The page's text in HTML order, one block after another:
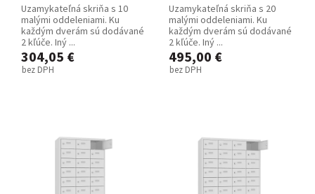
Uzamykateľná skriňa s 10
malými oddeleniami. Ku
každým dverám sú dodávané
2 kľúče. Iný ...
304,05 €
bez DPH
Uzamykateľná skriňa s 20
malými oddeleniami. Ku
každým dverám sú dodávané
2 kľúče. Iný ...
495,00 €
bez DPH